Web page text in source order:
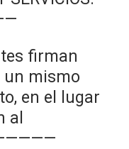
firman
un mismo
en el lugar
al